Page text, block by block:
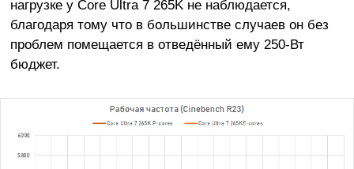
нагрузке у Core Ultra 7 265K не наблюдается,
благодаря тому что в большинстве случаев он без
проблем помещается в отведённый ему 250-Вт
бюджет.